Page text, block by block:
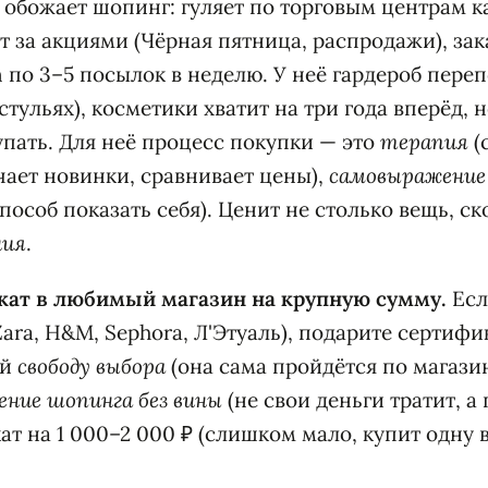
шопинг: гуляет по торговым центрам
за акциями (Чёрная пятница, распродажи),
3–5 посылок в неделю. У неё гардероб
косметики хватит на три года вперёд,
Для неё процесс покупки — это терапия
новинки, сравнивает цены), самовыражение
показать себя). Ценит не столько вещь,
.
в любимый магазин на крупную сумму.
H&M, Sephora, Л'Этуаль), подарите
свободу выбора(она сама пройдётся по
шопинга без вины (не свои деньги тратит,
на 1 000–2 000 ₽ (слишком мало, купит одну